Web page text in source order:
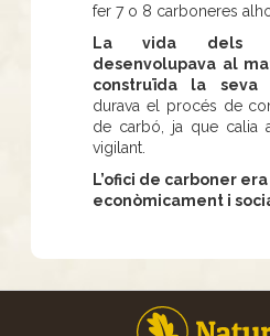
fer 7 o 8 carboneres
La vida dels
desenvolupava al
construïda la seva
durava el procés de
de carbó, ja que calia
vigilant.
L’ofici de carboner
econòmicament i